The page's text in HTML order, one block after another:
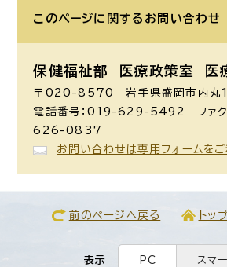
このページに関する お問い合わせ
保健福祉部 医療政策室 医
〒020-8570 岩手県盛岡市内丸
電話番号：019-629-5492 ファク
626-0837
お問い合わせは専用フォームをご
前のページへ戻る トッ
表示 PC スマ